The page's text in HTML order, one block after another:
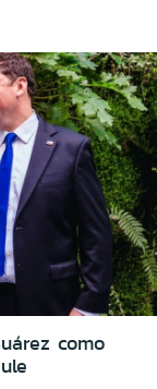
como